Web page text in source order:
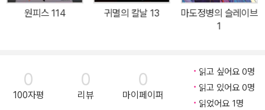
원피스 114 귀멸의 칼날 13
마도정병의 슬레이브
1
0
100자평
0
리뷰
0
마이페이퍼
읽고 싶어요 0명
읽고 있어요 0명
읽었어요 1명